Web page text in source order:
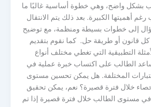
بشكل واضح، وهي خطوة أساسية غالبًا ما
رغم أهميتها الكبيرة. بعد ذلك يتم الانتقال
إلى خطوات بسيطة ومنظمة، مع توضيح
قانون أو طريقة حل. كما نقوم بتقديم
التطبيقية التي تغطي مختلف أنواع
الطالب على اكتساب خبرة عملية في
المختلفة. هل يمكن تحسين مستوى
خلال فترة قصيرة؟ نعم، يمكن تحقيق
مستوى الطالب خلال فترة قصيرة إذا تم